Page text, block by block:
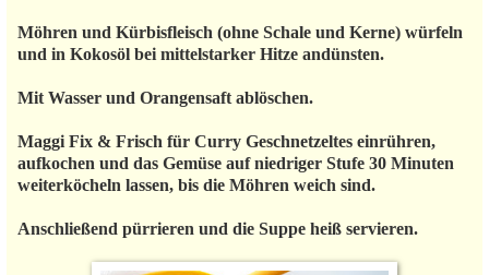
Möhren und Kürbisfleisch (ohne Schale und Kerne) würfeln
und in Kokosöl bei mittelstarker Hitze andünsten.
Mit Wasser und Orangensaft ablöschen.
Maggi Fix & Frisch für Curry Geschnetzeltes einrühren,
aufkochen und das Gemüse auf niedriger Stufe 30 Minuten
weiterköcheln lassen, bis die Möhren weich sind.
Anschließend pürrieren und die Suppe heiß servieren.